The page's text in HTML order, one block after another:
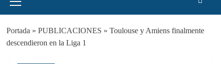
principal
Portada » PUBLICACIONES » Toulouse y Amiens finalmente
descendieron en la Liga 1